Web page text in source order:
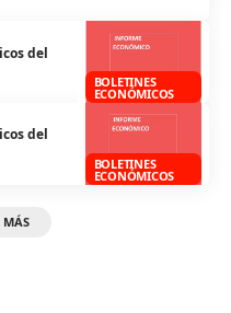
BOLETINES
ECONÓMICOS
del
BOLETINES
ECONÓMICOS
del
MÁS